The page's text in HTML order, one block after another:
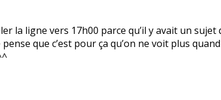
la ligne vers 17h00 parce qu’il y avait un
que c’est pour ça qu’on ne voit plus